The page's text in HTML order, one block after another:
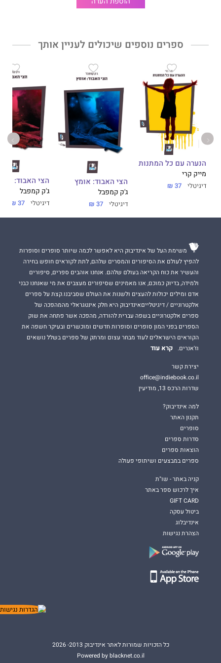
ספרים נוספים שיכולים לעניין אותך
הנערה עם כל המתנות
מייק קרי
דיגיטלי 37 ₪ הצי האבוד: אומץ
ג'ק קמפבל
דיגיטלי 37 ₪
הצי האבוד: עוז
ג'ק קמפבל
דיגיטלי 37 ₪
משימת העל של אינדיבוק היא לאפשר לכמה שיותר סופרים וסופרות
להפיץ לעולם את הסיפורים והמסרים שלהם, לתת לקוראים חופש בחירה
והעשיר את כוח הקריאה בעולם שלהם. אנחנו אוהבים ספרים, סיפורים
ולמידה, בדיוק כמוכם, אנו מאמינים שסיפורים מעצבים את מי שאנחנו כבני
אדם ומילים יכולות להעצים ולשנות את העולם שסביבנו.קצת על ספרים
אלקטרוניים / דיגיטלייםאינדיבוק היא חלק אינטגראלי מהמהפכה של
ספרים אלקטרוניים בשפה עברית להורדה, מהפכה אשר פתחה את שוק
הספרים בפני המון סופרים וסופרות חדשים ומוכשרים ובעיקר חשפה את
הקוראים הישראלים לעוד מבחר עצום ומרתק של ספרים בשלל נושאים
וז'אנרים.
קרא עוד
יצירת קשר
office@indiebook.co.il
שדרות הרכס 13, מודיעין
למה אינדיבוק?
תקנון האתר
סופרים
סדרות ספרים
הוצאות ספרים
ספרים במבצעים ושיתופי פעולה
קניה באתר - שו"ת
איך לרכוש ספר באתר
GIFT CARD
ביטול עסקה
אינדיבלוג
הצהרת נגישות
כל הזכויות שמורות לאתר אינדיבוק 2013- 2026
Powered by blacknet.co.il